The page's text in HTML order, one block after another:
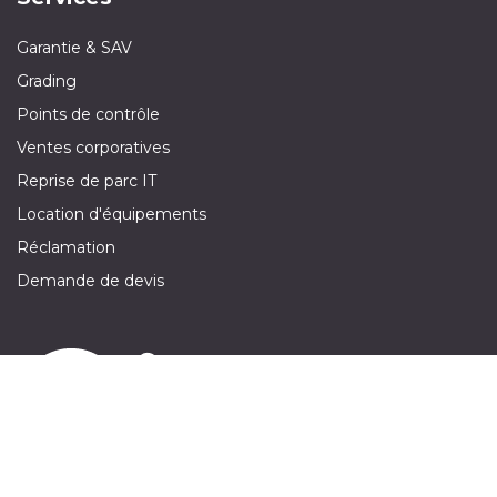
Garantie & SAV
Grading
Points de contrôle
Ventes corporatives
Reprise de parc IT
Location d'équipements
Réclamation
Demande de devis